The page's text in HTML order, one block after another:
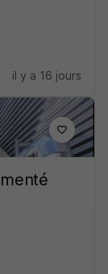
il y a 16 jours